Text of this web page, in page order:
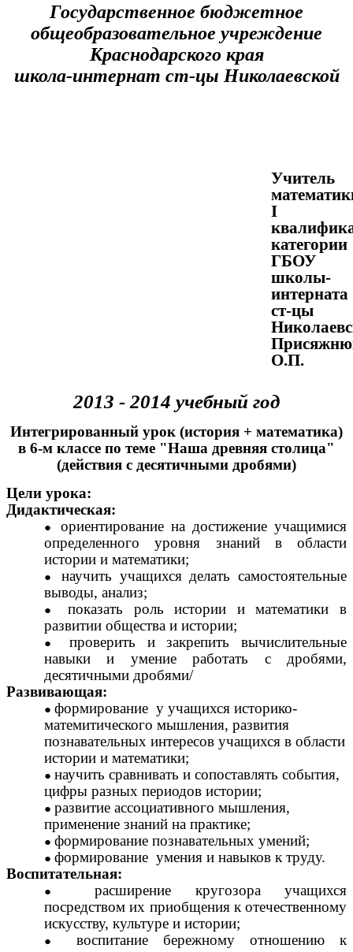
Государственное бюджетное
общеобразовательное учреждение
Краснодарского края
школа-интернат ст-цы Николаевской
Учитель
I
категории
ГБОУ
школы-
интерната
ст-цы
О.П.
2013 - 2014 учебный год
Интегрированный урок (история + математика)
в 6-м классе по теме "Наша древняя столица"
(действия с десятичными дробями)
Цели урока:
Дидактическая:
ориентирование на достижение учащимися
определенного уровня знаний в области
истории и математики;
научить учащихся делать самостоятельные
выводы, анализ;
показать роль истории и математики в
развитии общества и истории;
проверить и закрепить вычислительные
навыки и умение работать с дробями,
десятичными дробями/
Развивающая:
формирование у учащихся историко-
матемитического мышления, развития
познавательных интересов учащихся в области
истории и математики;
научить сравнивать и сопоставлять события,
цифры разных периодов истории;
развитие ассоциативного мышления,
применение знаний на практике;
формирование познавательных умений;
формирование умения и навыков к труду.
Воспитательная:
расширение кругозора учащихся
посредством их приобщения к отечественному
искусству, культуре и истории;
воспитание бережному отношению к